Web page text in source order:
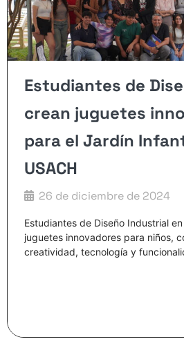
Estudiantes de
crean juguetes
para el Jardín
USACH
26 de diciembre de 2024
Estudiantes de Diseño Industrial
juguetes innovadores para niños,
creatividad, tecnología y